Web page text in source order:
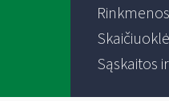
Sąskaitos